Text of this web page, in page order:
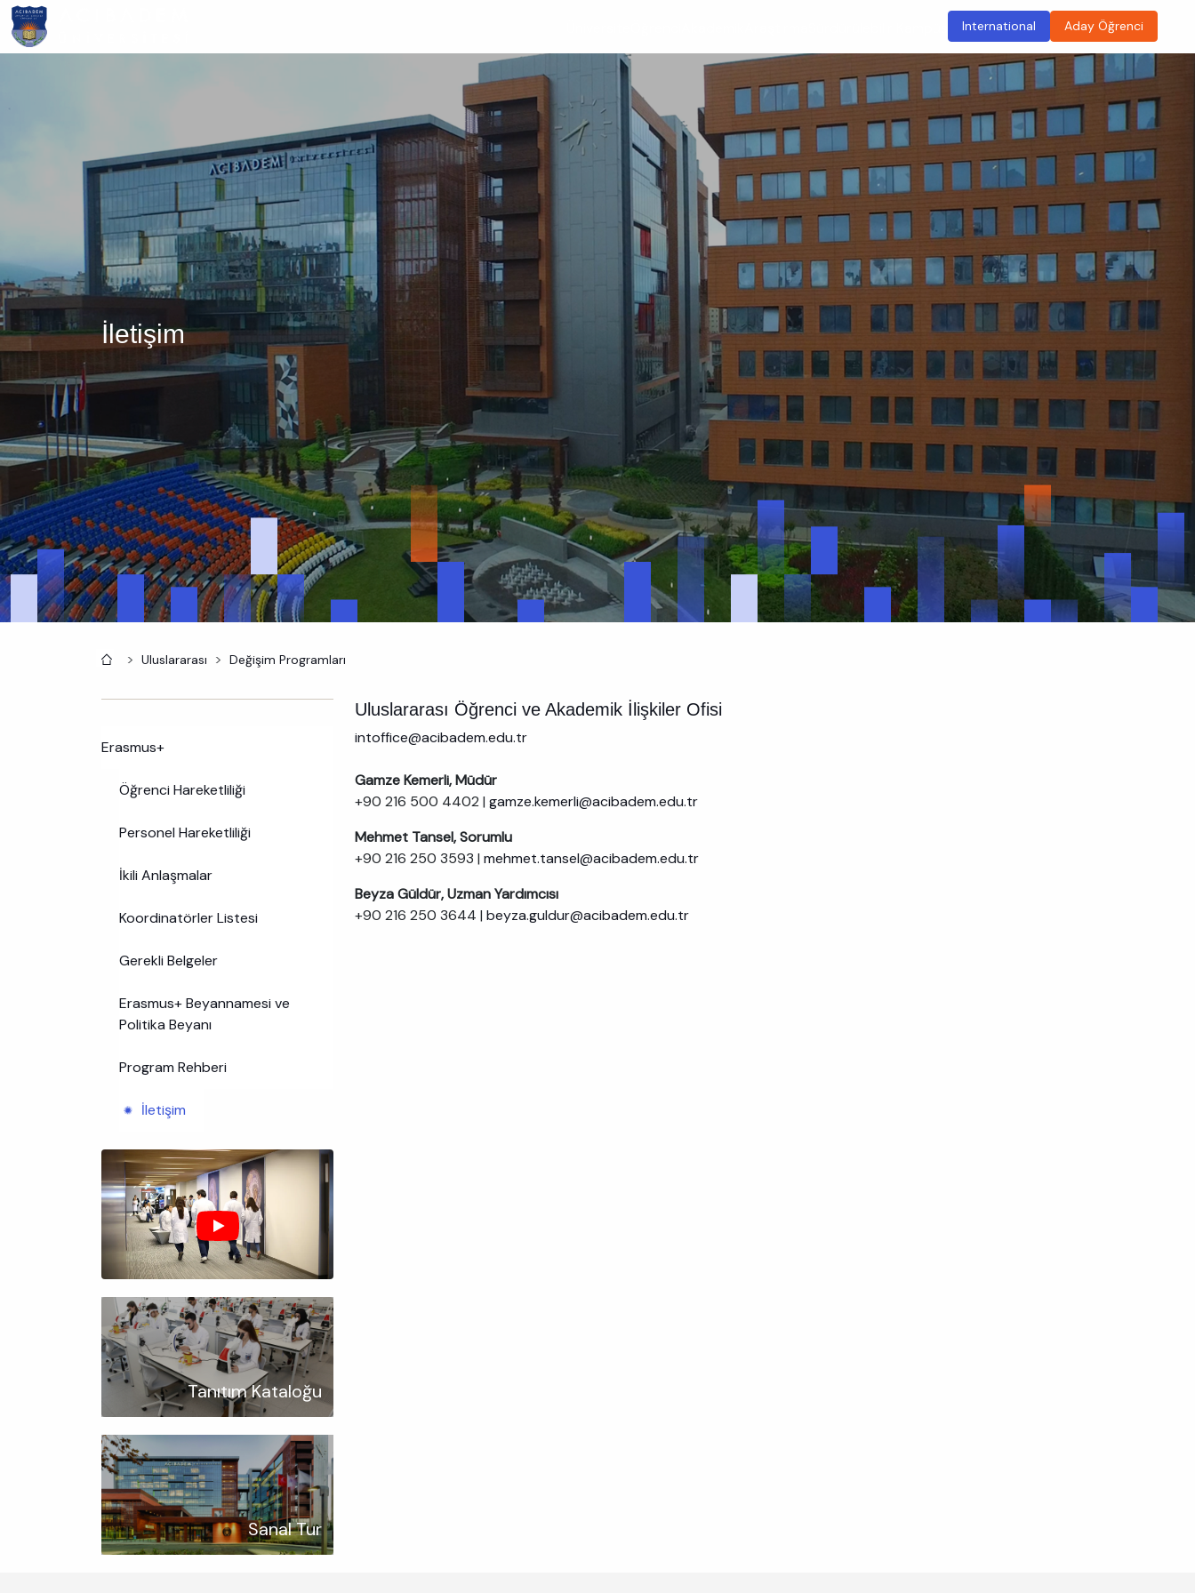
Ana
içeriğe
atla
International Aday Öğrenci
İletişim
AnasayfaUluslararası Değişim Programları
Erasmus+
Öğrenci Hareketliliği
Personel Hareketliliği
İkili Anlaşmalar
Koordinatörler Listesi
Gerekli Belgeler
Erasmus+ Beyannamesi ve
Politika Beyanı
Program Rehberi
İletişim
Tanıtım Kataloğu
Sanal Tur
Uluslararası Öğrenci ve Akademik İlişkiler Ofisi
intoffice@acibadem.edu.tr
Gamze Kemerli, Müdür
+90 216 500 4402 | gamze.kemerli@acibadem.edu.tr
Mehmet Tansel, Sorumlu
+90 216 250 3593 | mehmet.tansel@acibadem.edu.tr
Beyza Güldür, Uzman Yardımcısı
+90 216 250 3644 | beyza.guldur@acibadem.edu.tr